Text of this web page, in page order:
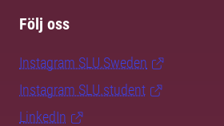
Följ oss
Instagram SLU.Sweden
Instagram SLU.student
LinkedIn